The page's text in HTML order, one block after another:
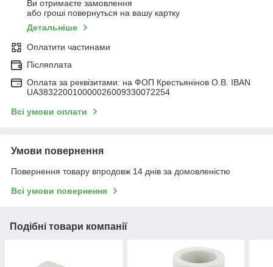
Ви отримаєте замовлення
або гроші повернуться на вашу картку
Детальніше
Оплатити частинами
Післяплата
Оплата за реквізитами: на ФОП Крестьянінов О.В. IBAN
UA383220010000026009330072254
Всі умови оплати
Умови повернення
Повернення товару впродовж 14 днів за домовленістю
Всі умови повернення
Подібні товари компанії